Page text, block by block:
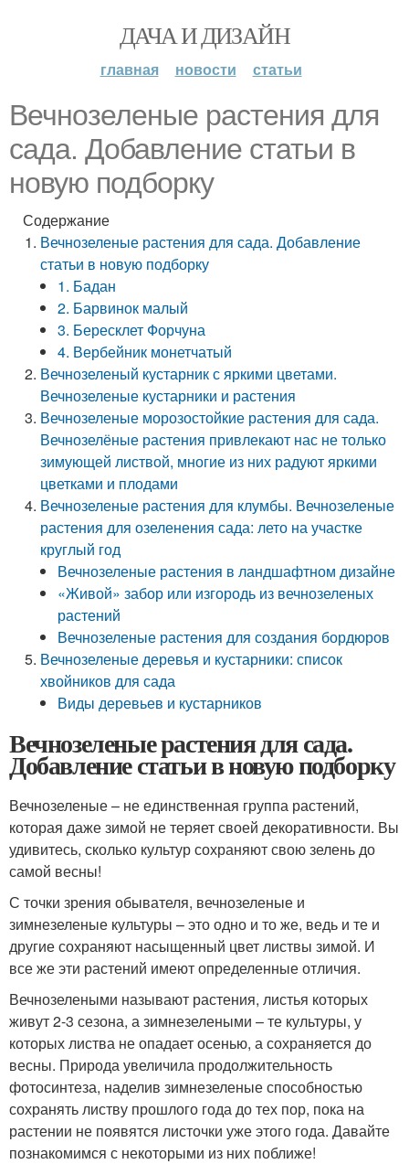
ДАЧА И ДИЗАЙН
главная новости статьи
Вечнозеленые растения для
сада. Добавление статьи в
новую подборку
Содержание
Вечнозеленые растения для сада. Добавление
статьи в новую подборку
1. Бадан
2. Барвинок малый
3. Бересклет Форчуна
4. Вербейник монетчатый
Вечнозеленый кустарник с яркими цветами.
Вечнозеленые кустарники и растения
Вечнозеленые морозостойкие растения для сада.
Вечнозелёные растения привлекают нас не только
зимующей листвой, многие из них радуют яркими
цветками и плодами
Вечнозеленые растения для клумбы. Вечнозеленые
растения для озеленения сада: лето на участке
круглый год
Вечнозеленые растения в ландшафтном дизайне
«Живой» забор или изгородь из вечнозеленых
растений
Вечнозеленые растения для создания бордюров
Вечнозеленые деревья и кустарники: список
хвойников для сада
Виды деревьев и кустарников
Вечнозеленые растения для сада.
Добавление статьи в новую подборку
Вечнозеленые – не единственная группа растений,
которая даже зимой не теряет своей декоративности. Вы
удивитесь, сколько культур сохраняют свою зелень до
самой весны!
С точки зрения обывателя, вечнозеленые и
зимнезеленые культуры – это одно и то же, ведь и те и
другие сохраняют насыщенный цвет листвы зимой. И
все же эти растений имеют определенные отличия.
Вечнозелеными называют растения, листья которых
живут 2-3 сезона, а зимнезелеными – те культуры, у
которых листва не опадает осенью, а сохраняется до
весны. Природа увеличила продолжительность
фотосинтеза, наделив зимнезеленые способностью
сохранять листву прошлого года до тех пор, пока на
растении не появятся листочки уже этого года. Давайте
познакомимся с некоторыми из них поближе!